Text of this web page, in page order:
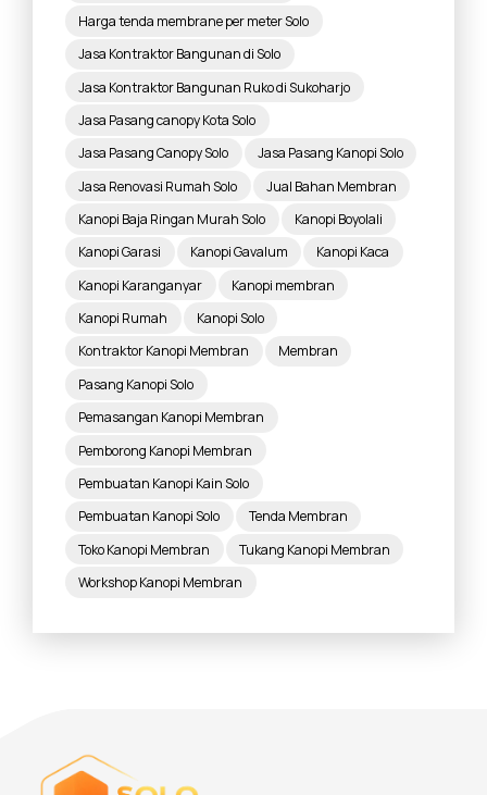
Harga tenda membrane per meter Solo
Jasa Kontraktor Bangunan di Solo
Jasa Kontraktor Bangunan Ruko di Sukoharjo
Jasa Pasang canopy Kota Solo
Jasa Pasang Canopy Solo
Jasa Pasang Kanopi Solo
Jasa Renovasi Rumah Solo
Jual Bahan Membran
Kanopi Baja Ringan Murah Solo
Kanopi Boyolali
Kanopi Garasi
Kanopi Gavalum
Kanopi Kaca
Kanopi Karanganyar
Kanopi membran
Kanopi Rumah
Kanopi Solo
Kontraktor Kanopi Membran
Membran
Pasang Kanopi Solo
Pemasangan Kanopi Membran
Pemborong Kanopi Membran
Pembuatan Kanopi Kain Solo
Pembuatan Kanopi Solo
Tenda Membran
Toko Kanopi Membran
Tukang Kanopi Membran
Workshop Kanopi Membran